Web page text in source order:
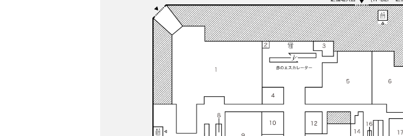
レストラン・カフェ